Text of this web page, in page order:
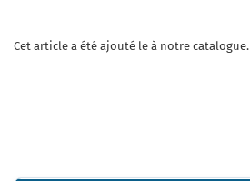
Cet article a été ajouté le à notre catalogue.